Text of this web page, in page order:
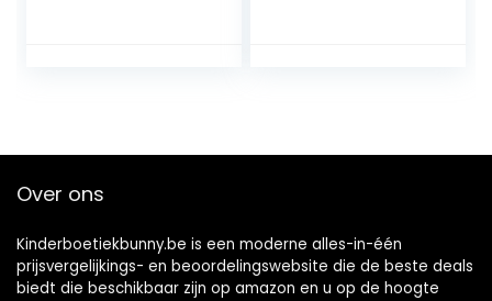
Over ons
Kinderboetiekbunny.be is een moderne alles-in-één
prijsvergelijkings- en beoordelingswebsite die de beste deals
biedt die beschikbaar zijn op amazon en u op de hoogte